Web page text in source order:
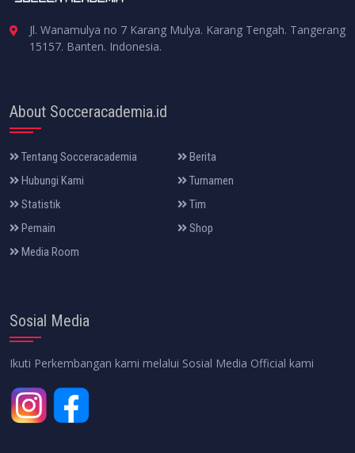
Jl. Wanamulya no 7 Karang Mulya. Karang Tengah. Tangerang
15157. Banten. Indonesia.
About Socceracademia.id
Tentang Socceracademia
Berita
Hubungi Kami
Turnamen
Statistik
Tim
Pemain
Shop
Media Room
Sosial Media
Ikuti Perkembangan kami melalui Sosial Media Official kami